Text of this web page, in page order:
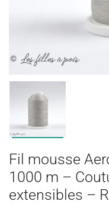
Fil mousse
1000 m –
extensibles –